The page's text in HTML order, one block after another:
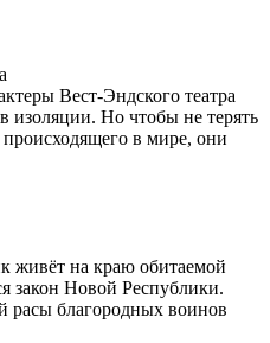
Вест-Эндского театра
изоляции. Но чтобы не терять
в мире, они
живёт на краю обитаемой
закон Новой Республики.
расы благородных воинов